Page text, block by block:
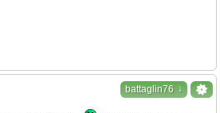
battaglin76 ↓